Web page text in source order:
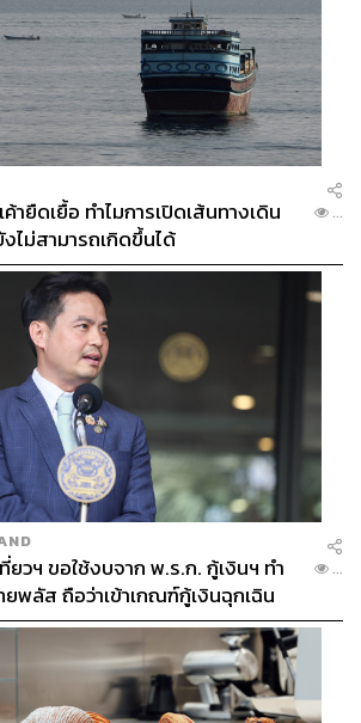
ยืดเยื้อ ทำไมการเปิดเส้นทางเดิน
ไม่สามารถเกิดขึ้นได้
...
วฯ ขอใช้งบจาก พ.ร.ก. กู้เงินฯ ทำ
ยพลัส ถือว่าเข้าเกณฑ์กู้เงินฉุกเฉิน
...